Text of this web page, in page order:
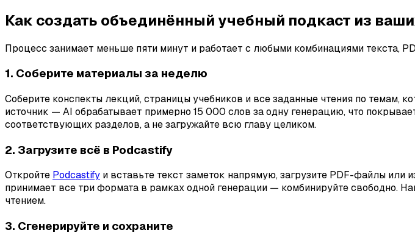
Как создать объединённый учебный подкаст из
Процесс занимает меньше пяти минут и работает с любыми комбинациями текста,
1. Соберите материалы за неделю
Соберите конспекты лекций, страницы учебников и все заданные чтения по темам,
источник — AI обрабатывает примерно 15 000 слов за одну генерацию, что
соответствующих разделов, а не загружайте всю главу целиком.
2. Загрузите всё в Podcastify
Откройте Podcastify и вставьте текст заметок напрямую, загрузите PDF-файлы
принимает все три формата в рамках одной генерации — комбинируйте свободно.
чтением.
3. Сгенерируйте и сохраните